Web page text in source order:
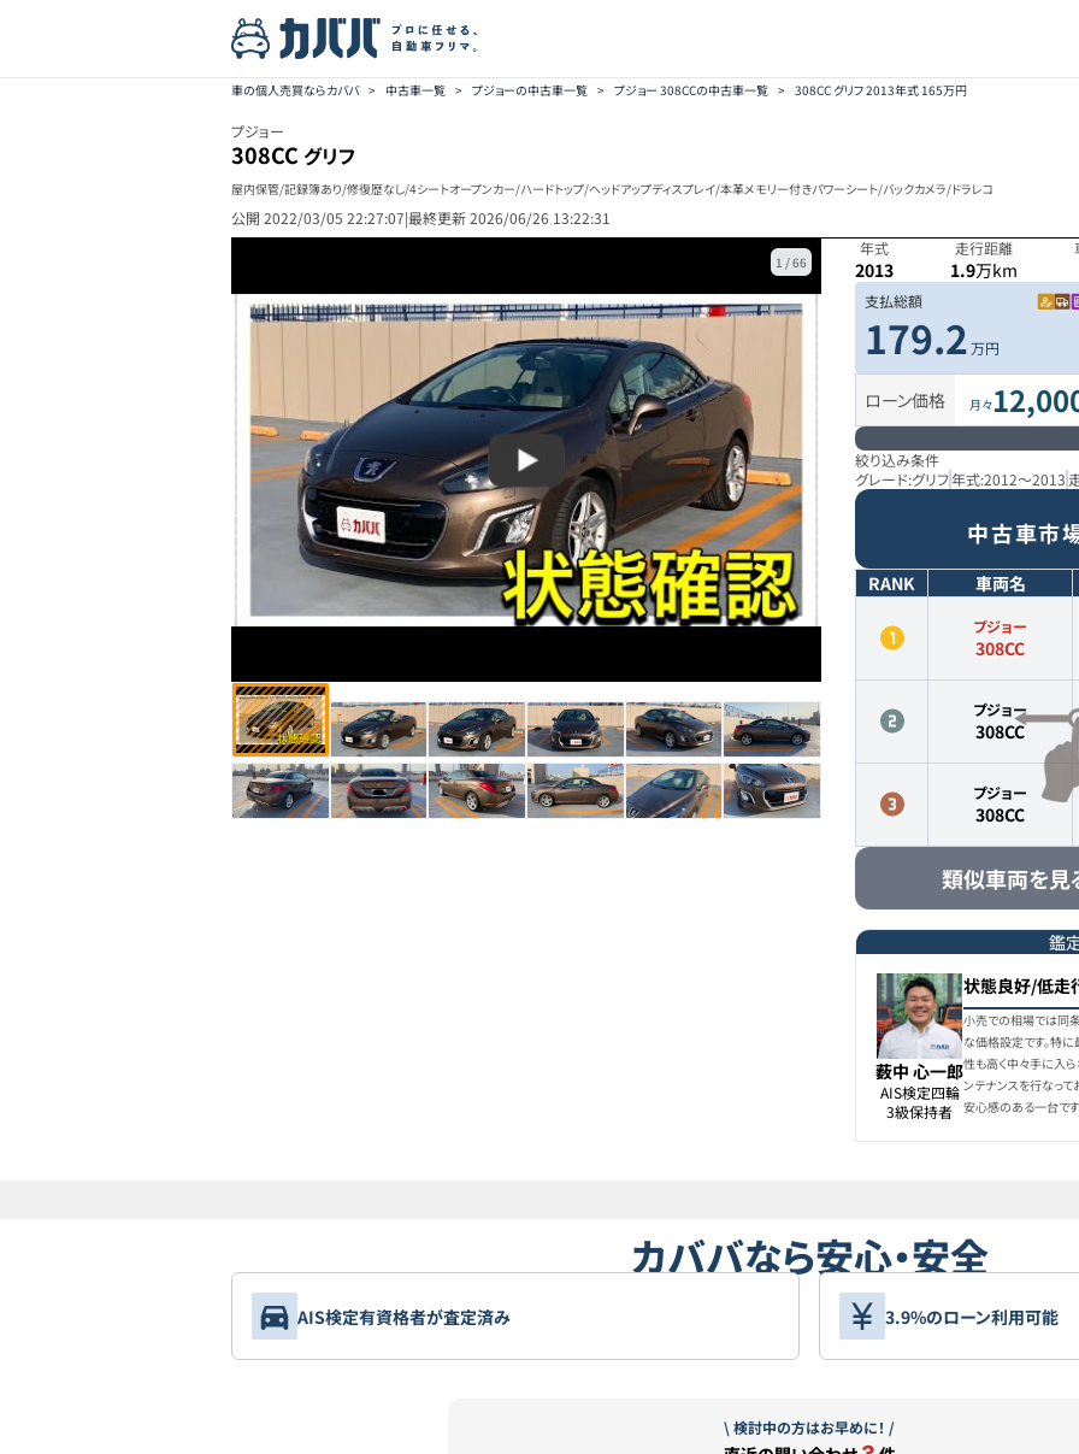
車の個人売買ならカババ > 中古車一覧 > プジョーの中古車一覧 > プジョー 308CCの中古車一覧 > 308CC グリフ 2013年式 165万円
プジョー
308CC グリフ
屋内保管/記録簿あり/修復歴なし/4シートオープンカー/ハードトップ/ヘッドアップディスプレイ/本革メモリー付きパワーシート/バックカメラ/ドラレコ
公開 2022/03/05 22:27:07|最終更新2026/06/26 13:22:31
1 /66
年式
2013
走行距離
1.9万km
支払総額
179.2万円
ローン価格 月々
絞り込み条件
グレード:グリフ年式:2012～2013
中古車市
RANK 車両名
プジョー
308CC
プジョー
308CC
プジョー
308CC
類似車両を見
鑑
薮中 心一郎
AIS検定四輪
3級保持者
状態良好/低走
小売での相場では同
な価格設定です。特
性も高く中々手に入ら
ンテナンスを行なって
安心感のある一台です
カババなら安心・安全
AIS検定有資格者が査定済み 3.9%のローン利用可能
\ 検討中の方はお早めに！ /